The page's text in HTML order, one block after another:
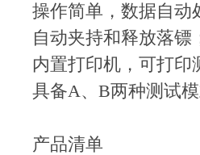
操作简单，数据自动
自动夹持和释放落镖
内置打印机，可打印
具备A、B两种测试
产品清单